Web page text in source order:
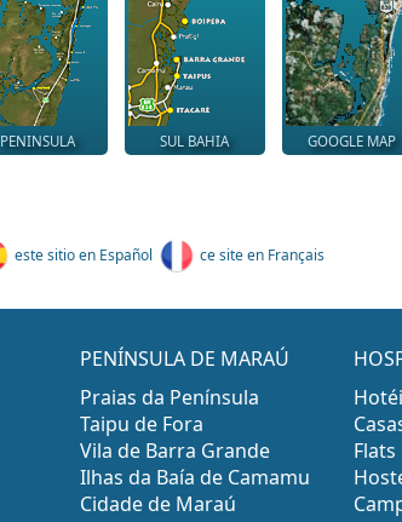
PENINSULA SUL BAHIA GOOGLE MAP
este sitio en Español ce site en Français
PENÍNSULA DE MARAÚ
Praias da Península
Taipu de Fora
Vila de Barra Grande
Ilhas da Baía de Camamu
Cidade de Maraú
Flats